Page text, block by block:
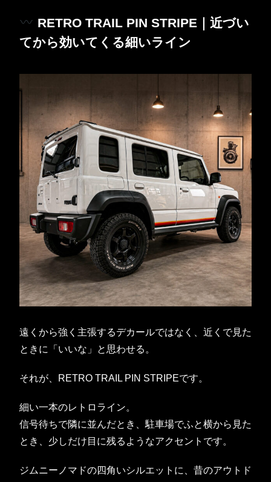
RETRO TRAIL PIN STRIPE｜近づい
てから効いてくる細いライン
遠くから強く主張するデカールではなく、近くで見た
ときに「いいな」と思わせる。
それが、RETRO TRAIL PIN STRIPEです。
細い一本のレトロライン。
信号待ちで隣に並んだとき、駐車場でふと横から見た
とき、少しだけ目に残るようなアクセントです。
ジムニーノマドの四角いシルエットに、昔のアウトド